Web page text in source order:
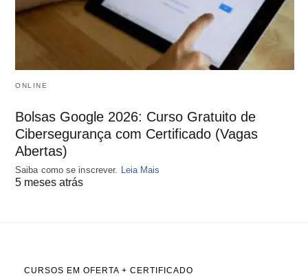
ONLINE
Bolsas Google 2026: Curso Gratuito de
Cibersegurança com Certificado (Vagas
Abertas)
Saiba como se inscrever. Leia Mais
5 meses atrás
CURSOS EM OFERTA + CERTIFICADO